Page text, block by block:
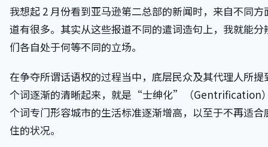
我想起 2 月份看到亚马逊第二总部的新闻时，来自不同方
道有很多。其实从这些报道不同的遣词造句上，我就能分
们各自处于何等不同的立场。
在争夺所谓话语权的过程当中，底层民众及其代理人所提
个词逐渐的清晰起来，就是“士绅化”（Gentrification
个词专门形容城市的生活标准逐渐增高，以至于不再适合
住的状况。